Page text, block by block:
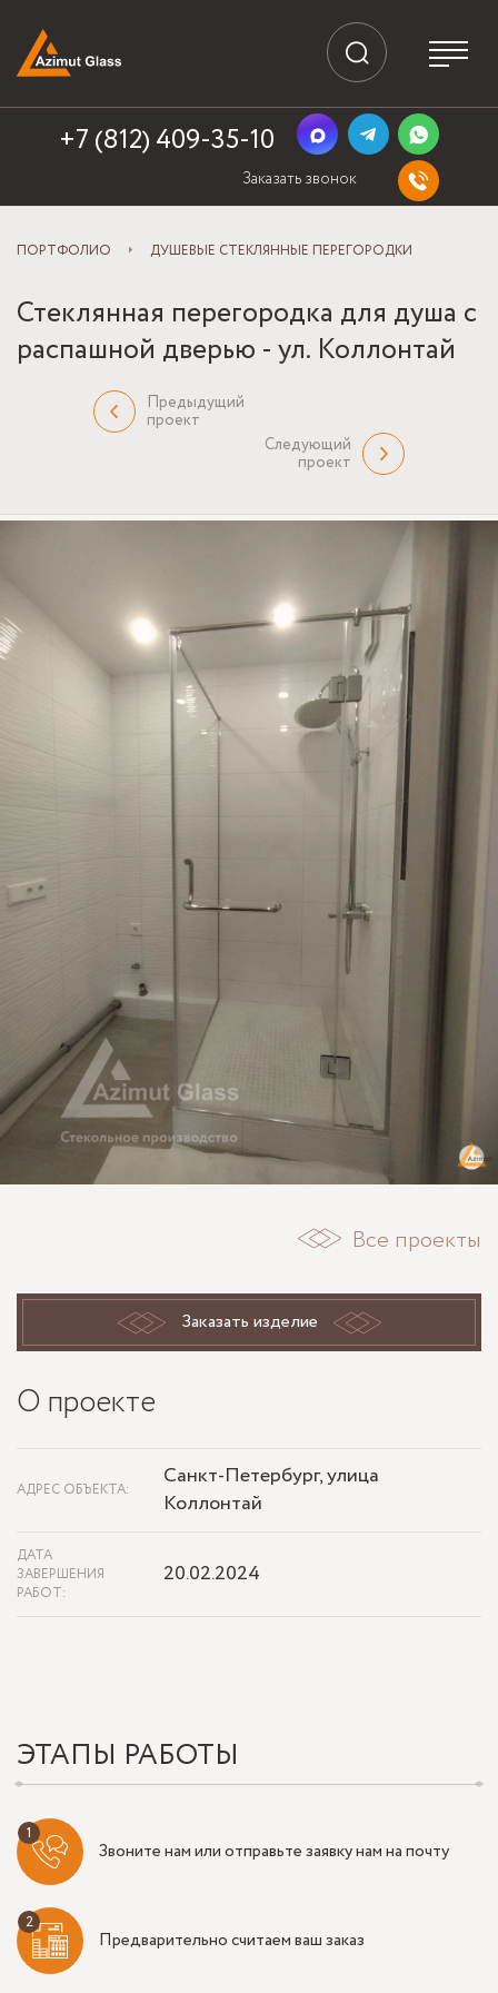
+7 (812) 409-35-10
Заказать звонок
ПОРТФОЛИО ДУШЕВЫЕ СТЕКЛЯННЫЕ ПЕРЕГОРОДКИ
Стеклянная перегородка для душа с
распашной дверью - ул. Коллонтай
Предыдущий
проект
Следующий
проект
Все проекты
Заказать изделие
О проекте
АДРЕС ОБЪЕКТА:
Санкт-Петербург, улица
Коллонтай
ДАТА
ЗАВЕРШЕНИЯ
РАБОТ:
20.02.2024
ЭТАПЫ РАБОТЫ
Звоните нам или отправьте заявку нам на почту
Предварительно считаем ваш заказ